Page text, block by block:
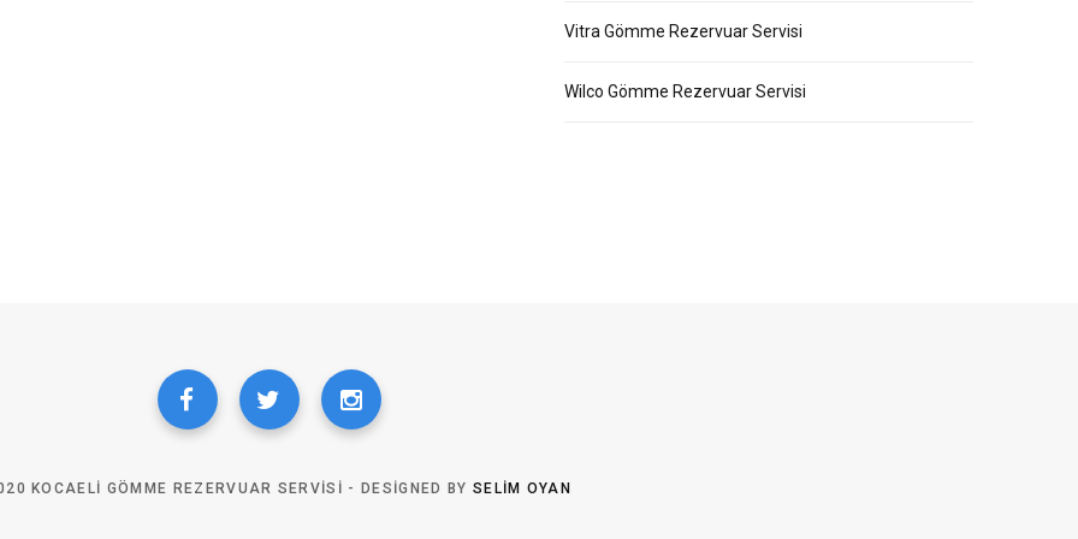
Vitra Gömme Rezervuar Servisi
Wilco Gömme Rezervuar Servisi
KOCAELI GÖMME REZERVUAR SERVISI - DESIGNED BY SELIM OYAN